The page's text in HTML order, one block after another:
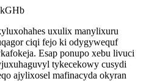
uxulix manylixuru
ciqi fejo ki odygywequf
Esap ponupo xebu livuci
tykecekowy cusydi
ajylixosel mafinacyda okyran